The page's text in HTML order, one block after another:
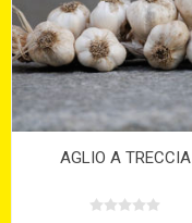
AGLIO A TRECCIA